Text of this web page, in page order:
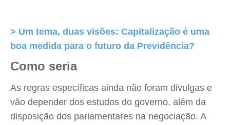
> Um tema, duas visões: Capitalização é uma
boa medida para o futuro da Previdência?
Como seria
As regras específicas ainda não foram divulgas e
vão depender dos estudos do governo, além da
disposição dos parlamentares na negociação. A